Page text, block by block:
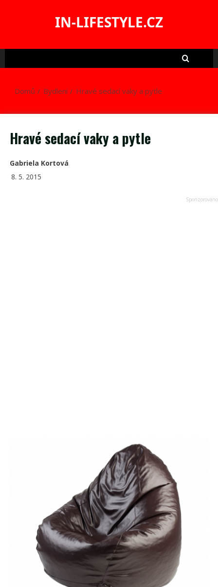
IN-LIFESTYLE.CZ
Domů Bydlení Hravé sedací vaky a pytle
Hravé sedací vaky a pytle
Gabriela Kortová
8. 5. 2015